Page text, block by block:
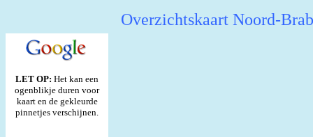
Overzichtskaart Noord-
LET OP: Het kan een
ogenblikje duren voor
kaart en de gekleurde
pinnetjes verschijnen.